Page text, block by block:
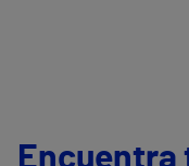
Encuentra